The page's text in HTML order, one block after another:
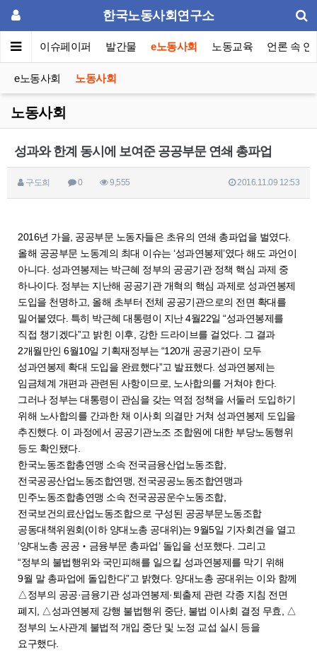
한국노동사회연구소
포럼 이슈페이퍼 발간물 e노동사회 노동교육 언론 속 연
e노동사회 노동사회
노동사회
성과와 한계 동시에 보여준 공공부문 연쇄 총파업
구도희 0 9,555 2016.11.09 12:53
2016년 가을, 공공부문 노동자들은 초유의 연쇄 총파업을 벌였다.
올해 공공부문 노동계의 최대 이슈는 ‘성과연봉제’였다 해도 과언이
아니다. 성과연봉제는 박근혜 정부의 공공기관 정책 핵심 과제 중
하나이다. 정부는 지난해 공공기관 개혁의 핵심 과제로 성과연봉제
도입을 천명하고, 올해 초부터 전체 공공기관으로의 전면 확대를
밀어붙였다. 특히 박근혜 대통령이 지난 4월22일 “성과연봉제를
직접 챙기겠다”고 밝힌 이후, 강한 드라이브를 걸었다. 그 결과
2개월만인 6월10일 기획재정부는 “120개 공공기관이 모두
성과연봉제 확대 도입을 완료했다”고 발표했다. 성과연봉제는
임금체계 개편과 관련된 사항이므로, 노사합의를 거쳐야 한다.
그러나 정부는 대통령이 관심을 갖는 역점 정책을 서둘러 도입하기
위해 노사합의를 간과한 채 이사회 의결만 거쳐 성과연봉제 도입을
추진했다. 이 과정에서 공공기관노조 조합원에 대한 부당노동행위
등도 확인됐다.
한국노동조합총연맹 소속 전국금융산업노동조합,
전국공공산업노동조합연맹, 전국공공노동조합연맹과
민주노동조합총연맹 소속 전국공공운수노동조합,
전국보건의료산업노동조합으로 구성된 공공부문노동조합
공동대책위원회(이하 양대노총 공대위)는 9월5일 기자회견을 열고
‘양대노총 공공‧금융부문 총파업’ 돌입을 선포했다. 그리고
“정부의 불법행위와 국민피해를 일으킬 성과연봉제를 막기 위해
9월 말 총파업에 돌입한다”고 밝혔다. 양대노총 공대위는 이와 함께
△정부의 공공·금융기관 성과연봉제·퇴출제 관련 각종 지침 전면
폐지, △성과연봉제 강행 불법행위 중단, 불법 이사회 결정 무효, △
정부의 노사관계 불법적 개입 중단 및 노정 교섭 실시 등을
요구했다.